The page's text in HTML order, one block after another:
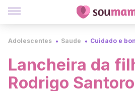
Adolescentes Saude Cuidado e
Lancheira da
Rodrigo